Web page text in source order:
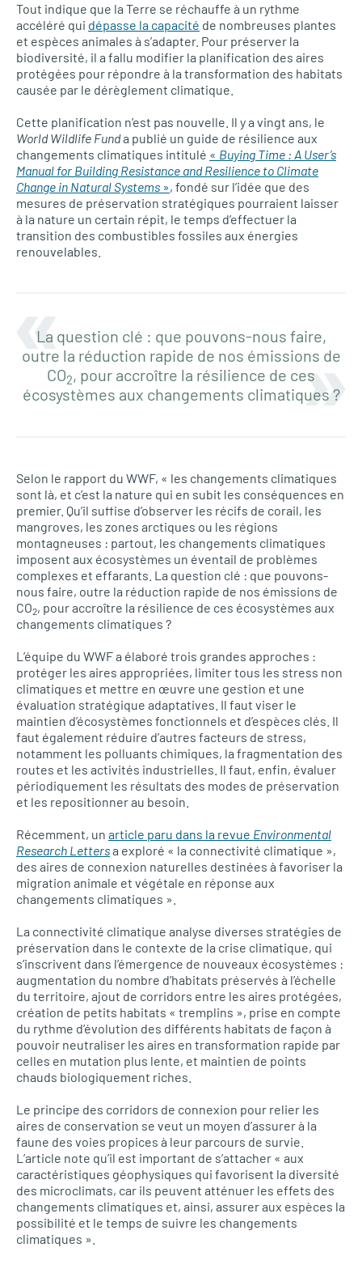
Tout indique que la Terre se réchauffe à un rythme
accéléré qui dépasse la capacité de nombreuses plantes
et espèces animales à s’adapter. Pour préserver la
biodiversité, il a fallu modifier la planification des aires
protégées pour répondre à la transformation des habitats
causée par le dérèglement climatique.
Cette planification n’est pas nouvelle. Il y a vingt ans, le
World Wildlife Funda publié un guide de résilience aux
changements climatiques intitulé « Buying Time : A User’s
Manual for Building Resistance and Resilience to Climate
Change in Natural Systems », fondé sur l’idée que des
mesures de préservation stratégiques pourraient laisser
à la nature un certain répit, le temps d’effectuer la
transition des combustibles fossiles aux énergies
renouvelables.
La question clé : que pouvons-nous faire,
outre la réduction rapide de nos émissions de
CO2, pour accroître la résilience de ces
écosystèmes aux changements climatiques ?
Selon le rapport du WWF, « les changements climatiques
sont là, et c’est la nature qui en subit les conséquences en
premier. Qu’il suffise d’observer les récifs de corail, les
mangroves, les zones arctiques ou les régions
montagneuses : partout, les changements climatiques
imposent aux écosystèmes un éventail de problèmes
complexes et effarants. La question clé : que pouvons-
nous faire, outre la réduction rapide de nos émissions de
CO2, pour accroître la résilience de ces écosystèmes aux
changements climatiques ?
L’équipe du WWF a élaboré trois grandes approches :
protéger les aires appropriées, limiter tous les stress non
climatiques et mettre en œuvre une gestion et une
évaluation stratégique adaptatives. Il faut viser le
maintien d’écosystèmes fonctionnels et d’espèces clés. Il
faut également réduire d’autres facteurs de stress,
notamment les polluants chimiques, la fragmentation des
routes et les activités industrielles. Il faut, enfin, évaluer
périodiquement les résultats des modes de préservation
et les repositionner au besoin.
Récemment, un article paru dans la revue Environmental
Research Lettersa exploré « la connectivité climatique »,
des aires de connexion naturelles destinées à favoriser la
migration animale et végétale en réponse aux
changements climatiques ».
La connectivité climatique analyse diverses stratégies de
préservation dans le contexte de la crise climatique, qui
s’inscrivent dans l’émergence de nouveaux écosystèmes :
augmentation du nombre d’habitats préservés à l’échelle
du territoire, ajout de corridors entre les aires protégées,
création de petits habitats « tremplins », prise en compte
du rythme d’évolution des différents habitats de façon à
pouvoir neutraliser les aires en transformation rapide par
celles en mutation plus lente, et maintien de points
chauds biologiquement riches.
Le principe des corridors de connexion pour relier les
aires de conservation se veut un moyen d’assurer à la
faune des voies propices à leur parcours de survie.
L’article note qu’il est important de s’attacher « aux
caractéristiques géophysiques qui favorisent la diversité
des microclimats, car ils peuvent atténuer les effets des
changements climatiques et, ainsi, assurer aux espèces la
possibilité et le temps de suivre les changements
climatiques ».